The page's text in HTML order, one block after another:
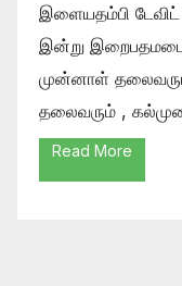
இளையதம்பி
இன்று
முன்னாள்
தலைவரும் ,
Read More